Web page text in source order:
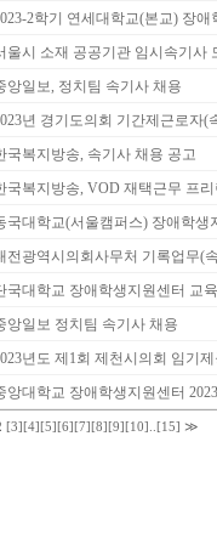
2학기 연세대학교(본교) 장
울시 소재 공공기관 임시속기사
앙일보, 정치팀 속기사 채용
년 경기도의회 기간제근로자(
국복지방송, 속기사 채용 공고
국복지방송, VOD 재택근무 프
국대학교(서울캠퍼스) 장애학
전광역시의회사무처 기록업무(
국대학교 장애학생지원센터 교
앙일보 정치팀 속기사 채용
년도 제1회 제천시의회 임기
앙대학교 장애학생지원센터
[3] [4] [5] [6] [7] [8] [9] [10] [15] ≫